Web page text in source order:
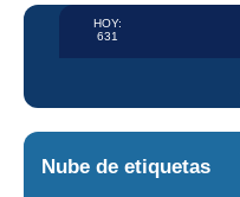
HOY:
631
Nube de etiquetas